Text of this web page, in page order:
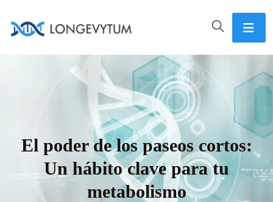
El poder de los paseos cortos:
Un hábito clave para tu
metabolismo